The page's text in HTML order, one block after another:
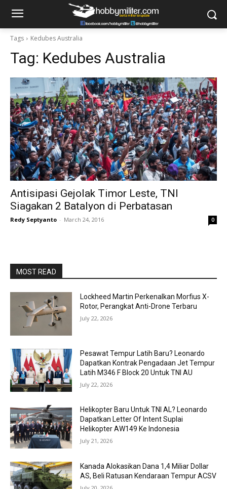
Tags Kedubes Australia
Tag: Kedubes Australia
Antisipasi Gejolak Timor Leste, TNI
Siagakan 2 Batalyon di Perbatasan
Redy Septyanto - March 24, 2016 0
MOST READ
Lockheed Martin Perkenalkan Morfius X-
Rotor, Perangkat Anti-Drone Terbaru
July 22, 2026
Pesawat Tempur Latih Baru? Leonardo
Dapatkan Kontrak Pengadaan Jet Tempur
Latih M346 F Block 20 Untuk TNI AU
July 22, 2026
Helikopter Baru Untuk TNI AL? Leonardo
Dapatkan Letter Of Intent Suplai
Helikopter AW149 Ke Indonesia
July 21, 2026
Kanada Alokasikan Dana 1,4 Miliar Dollar
AS, Beli Ratusan Kendaraan Tempur ACSV